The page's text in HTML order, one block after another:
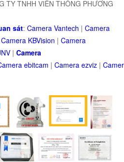
TY TNHH VIỄN THÔNG PHƯƠNG
sát: Camera Vantech | Camera
Camera KBVision | Camera
| Camera
ebitcam | Camera ezviz |